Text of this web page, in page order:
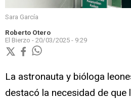
Sara García
Roberto Otero
El Bierzo - 20/03/2025 - 9:29
La astronauta y bióloga
destacó la necesidad de que